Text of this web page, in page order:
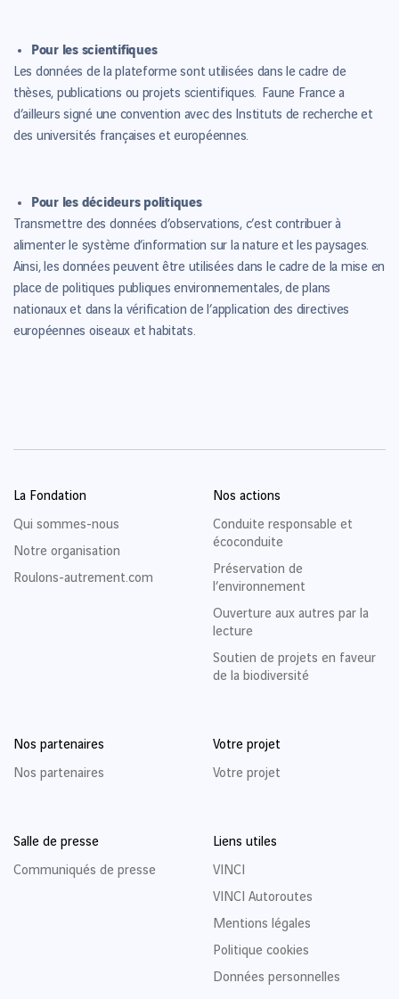
Pour les scientifiques
Les données de la plateforme sont utilisées dans le cadre de
thèses, publications ou projets scientifiques. Faune France a
d’ailleurs signé une convention avec des Instituts de recherche et
des universités françaises et européennes.
Pour les décideurs politiques
Transmettre des données d’observations, c’est contribuer à
alimenter le système d’information sur la nature et les paysages.
Ainsi, les données peuvent être utilisées dans le cadre de la mise en
place de politiques publiques environnementales, de plans
nationaux et dans la vérification de l’application des directives
européennes oiseaux et habitats.
La Fondation
Qui sommes-nous
Notre organisation
Roulons-autrement.com
Nos actions
Conduite responsable et
écoconduite
Préservation de
l’environnement
Ouverture aux autres par la
lecture
Soutien de projets en faveur
de la biodiversité
Nos partenaires
Nos partenaires
Votre projet
Votre projet
Salle de presse
Communiqués de presse
Liens utiles
VINCI
VINCI Autoroutes
Mentions légales
Politique cookies
Données personnelles